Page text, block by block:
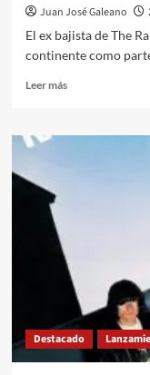
Juan José Galeano
El ex bajista de The
continente como
Leer másLeer
CJ
en
Kilkenny
Destacado